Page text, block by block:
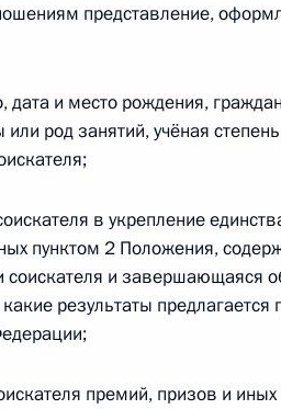
проектов
Петербург
антикоррупционные
представление,
дата и место рождения,
род занятий, учёная
в укрепление
пунктом 2 Положения,
соискателя и
результаты
премий, призов и